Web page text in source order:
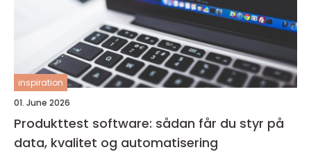
inspiration
01. June 2026
Produkttest software: sådan får du styr på
data, kvalitet og automatisering